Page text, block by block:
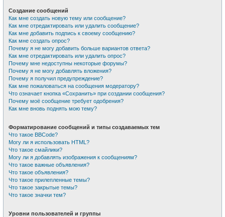
Создание сообщений
Как мне создать новую тему или сообщение?
Как мне отредактировать или удалить сообщение?
Как мне добавить подпись к своему сообщению?
Как мне создать опрос?
Почему я не могу добавить больше вариантов ответа?
Как мне отредактировать или удалить опрос?
Почему мне недоступны некоторые форумы?
Почему я не могу добавлять вложения?
Почему я получил предупреждение?
Как мне пожаловаться на сообщения модератору?
Что означает кнопка «Сохранить» при создании сообщения?
Почему моё сообщение требует одобрения?
Как мне вновь поднять мою тему?
Форматирование сообщений и типы создаваемых тем
Что такое BBCode?
Могу ли я использовать HTML?
Что такое смайлики?
Могу ли я добавлять изображения к сообщениям?
Что такое важные объявления?
Что такое объявления?
Что такое прилепленные темы?
Что такое закрытые темы?
Что такое значки тем?
Уровни пользователей и группы